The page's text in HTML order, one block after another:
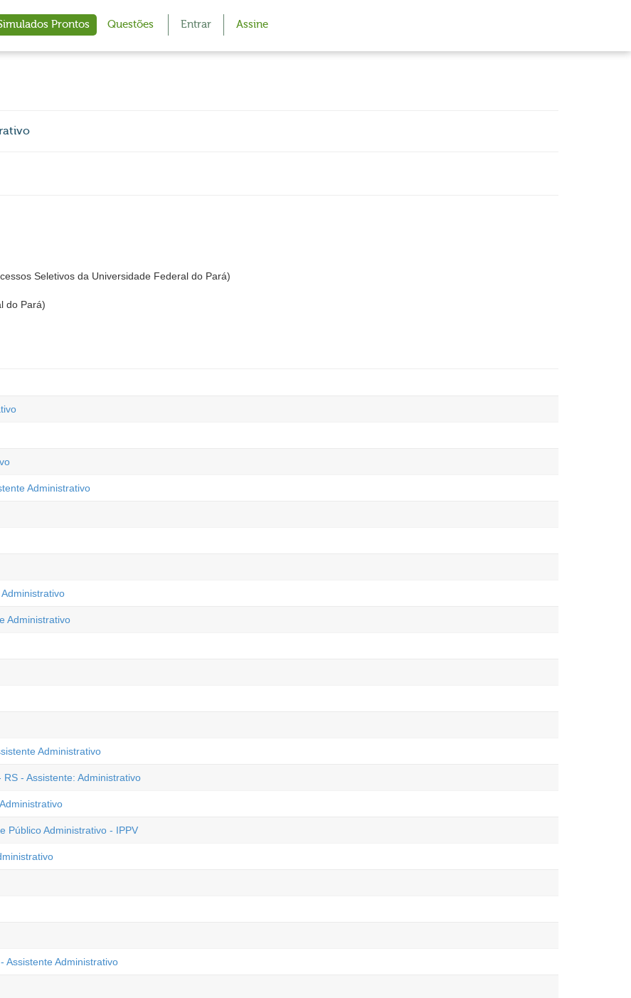
Prontos Questões Entrar Assine
Seletivos da Universidade Federal do Pará)
do Pará)
Administrativo
Administrativo
Administrativo
- Assistente: Administrativo
Público Administrativo - IPPV
Assistente Administrativo